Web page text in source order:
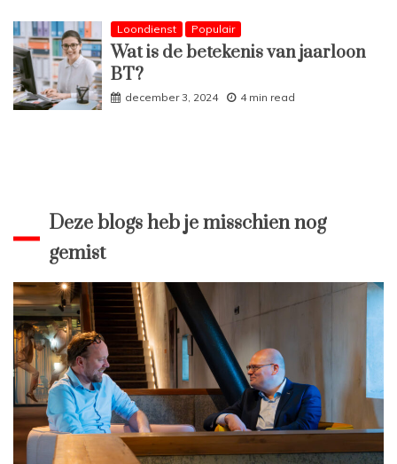
Loondienst Populair
Wat is de betekenis van jaarloon
BT?
december 3, 2024 4 min read
Deze blogs heb je misschien nog
gemist